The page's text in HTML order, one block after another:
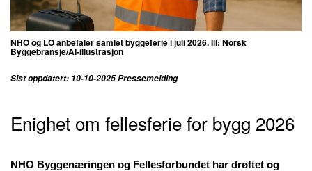
NHO og LO anbefaler samlet byggeferie i juli 2026. Ill: Norsk
Byggebransje/AI-illustrasjon
Sist oppdatert: 10-10-2025 Pressemelding
Enighet om fellesferie for bygg 2026
NHO Byggenæringen og Fellesforbundet har drøftet og